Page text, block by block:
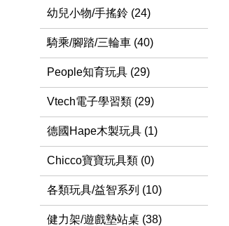
幼兒小物/手搖鈴 (24)
騎乘/腳踏/三輪車 (40)
People知育玩具 (29)
Vtech電子學習類 (29)
德國Hape木製玩具 (1)
Chicco寶寶玩具類 (0)
各類玩具/益智系列 (10)
健力架/遊戲墊站桌 (38)